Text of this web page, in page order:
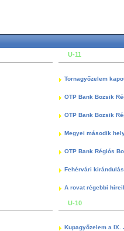
U-11
Tornagyőzelem
OTP Bank Bozsik
OTP Bank Bozsik
Megyei második
OTP Bank Régiós
Fehérvári kirándulás
A rovat régebbi
U-10
Kupagyőzelem a